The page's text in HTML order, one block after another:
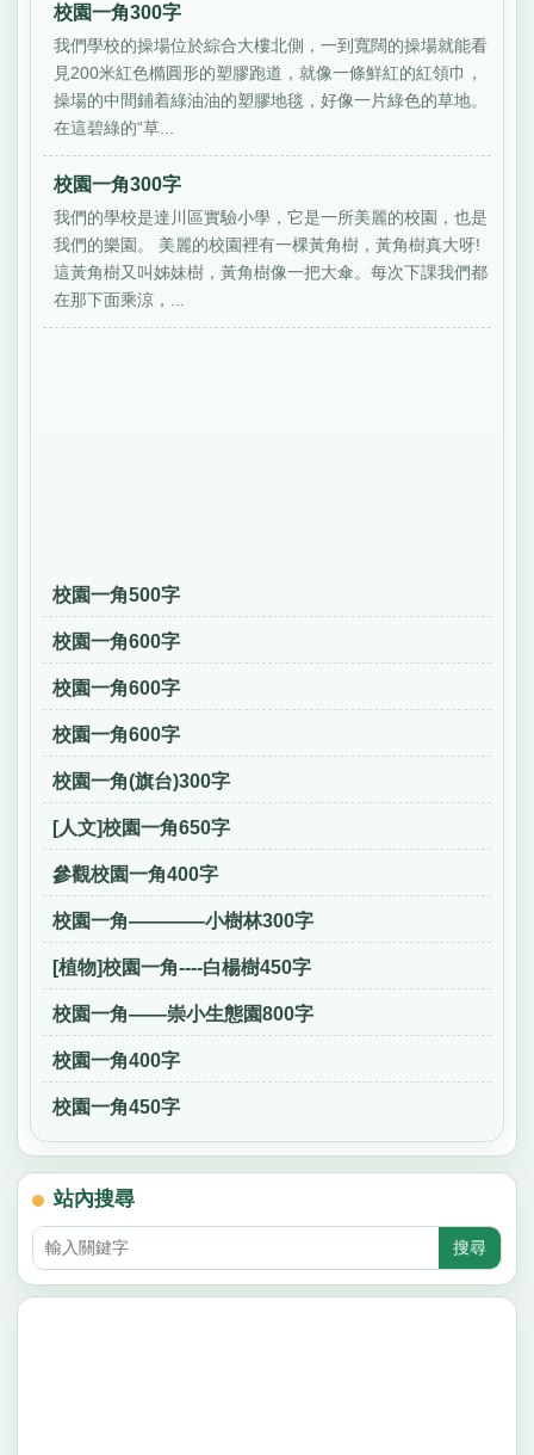
校園一角300字
我們學校的操場位於綜合大樓北側，一到寬闊的操場就能看
見200米紅色橢圓形的塑膠跑道，就像一條鮮紅的紅領巾，
操場的中間鋪着綠油油的塑膠地毯，好像一片綠色的草地。
在這碧綠的“草...
校園一角300字
我們的學校是達川區實驗小學，它是一所美麗的校園，也是
我們的樂園。 美麗的校園裡有一棵黃角樹，黃角樹真大呀!
這黃角樹又叫姊妹樹，黃角樹像一把大傘。每次下課我們都
在那下面乘涼，...
校園一角500字
校園一角600字
校園一角600字
校園一角600字
校園一角(旗台)300字
[人文]校園一角650字
參觀校園一角400字
校園一角————小樹林300字
[植物]校園一角----白楊樹450字
校園一角——崇小生態園800字
校園一角400字
校園一角450字
站內搜尋